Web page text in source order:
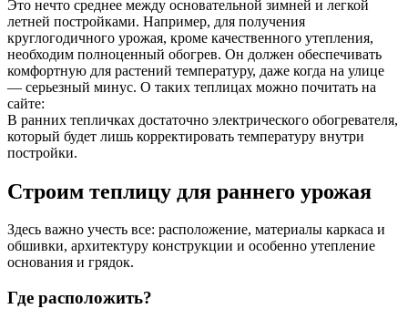
Это нечто среднее между основательной зимней и легкой
летней постройками. Например, для получения
круглогодичного урожая, кроме качественного утепления,
необходим полноценный обогрев. Он должен обеспечивать
комфортную для растений температуру, даже когда на улице
— серьезный минус. О таких теплицах можно почитать на
сайте:
В ранних тепличках достаточно электрического обогревателя,
который будет лишь корректировать температуру внутри
постройки.
Строим теплицу для раннего урожая
Здесь важно учесть все: расположение, материалы каркаса и
обшивки, архитектуру конструкции и особенно утепление
основания и грядок.
Где расположить?